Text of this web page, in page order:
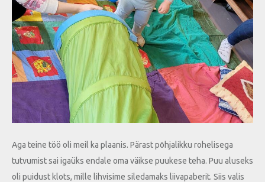
Aga teine töö oli meil ka plaanis. Pärast põhjalikku rohelisega
tutvumist sai igaüks endale oma väikse puukese teha. Puu aluseks
oli puidust klots, mille lihvisime siledamaks liivapaberit. Siis valis